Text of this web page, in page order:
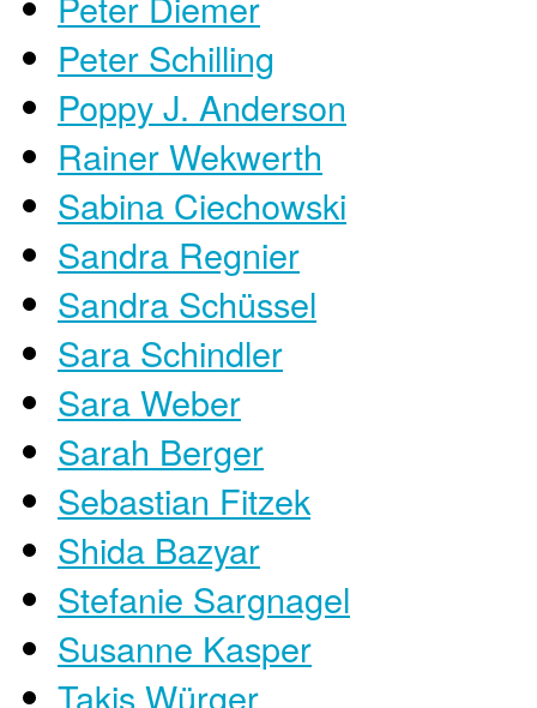
Peter Schilling
Poppy J. Anderson
Rainer Wekwerth
Sabina Ciechowski
Sandra Regnier
Sandra Schüssel
Sara Schindler
Sara Weber
Sarah Berger
Sebastian Fitzek
Shida Bazyar
Stefanie Sargnagel
Susanne Kasper
Takis Würger